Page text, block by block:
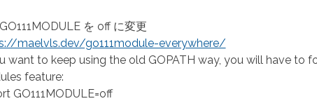
を off に変更
maelvls.dev/go111module-everywhere/
want to keep using the old GOPATH way, you will have to
feature:
GO111MODULE=off